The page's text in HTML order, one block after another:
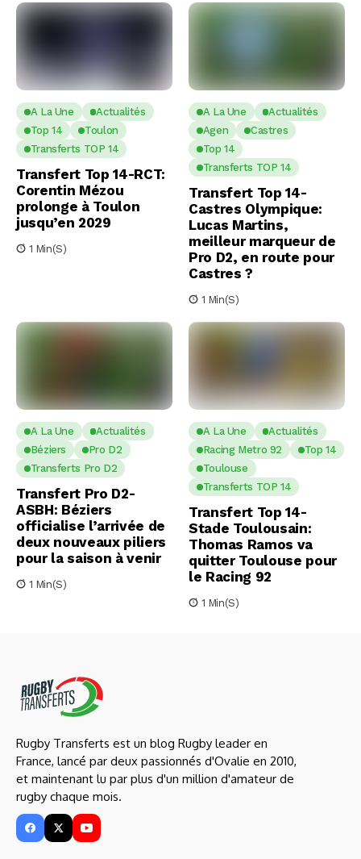
A La Une
Actualités
Top 14
Toulon
Transferts TOP 14
Transfert Top 14-RCT:
Corentin Mézou
prolonge à Toulon
jusqu’en 2029
1 Min(s)
A La Une
Actualités
Agen
Castres
Top 14
Transferts TOP 14
Transfert Top 14-
Castres Olympique:
Lucas Martins,
meilleur marqueur de
Pro D2, en route pour
Castres ?
1 Min(s)
A La Une
Actualités
Béziers
Pro D2
Transferts Pro D2
Transfert Pro D2-
ASBH: Béziers
officialise l’arrivée de
deux nouveaux piliers
pour la saison à venir
1 Min(s)
A La Une
Actualités
Racing Metro 92
Top 14
Toulouse
Transferts TOP 14
Transfert Top 14-
Stade Toulousain:
Thomas Ramos va
quitter Toulouse pour
le Racing 92
1 Min(s)
Rugby Transferts est un blog Rugby leader en
France, lancé par deux passionnés d'Ovalie en 2010,
et maintenant lu par plus d'un million d'amateur de
rugby chaque mois.